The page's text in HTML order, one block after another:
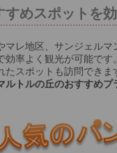
すめスポットを
マレ地区、サンジェル
効率よく観光が可能で
たスポットも訪問できま
ルトルの丘のおすすめプ